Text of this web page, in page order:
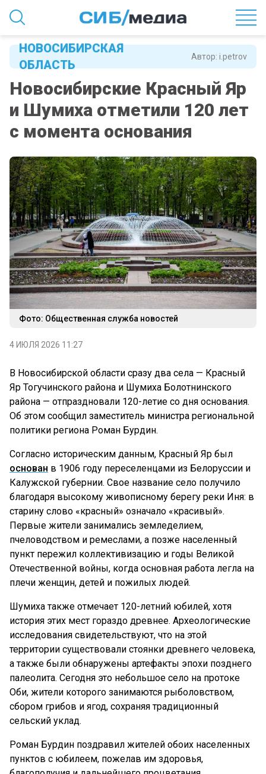
Автор: i.petrov
НОВОСИБИРСКАЯ
ОБЛАСТЬ
Новосибирские Красный Яр
и Шумиха отметили 120 лет
с момента основания
Фото: Общественная служба новостей
4 ИЮЛЯ 2026 11:27
В Новосибирской области сразу два села — Красный
Яр Тогучинского района и Шумиха Болотнинского
района — отпраздновали 120-летие со дня основания.
Об этом сообщил заместитель министра региональной
политики региона Роман Бурдин.
Согласно историческим данным, Красный Яр был
основан в 1906 году переселенцами из Белоруссии и
Калужской губернии. Свое название село получило
благодаря высокому живописному берегу реки Иня: в
старину слово «красный» означало «красивый».
Первые жители занимались земледелием,
пчеловодством и ремеслами, а позже населенный
пункт пережил коллективизацию и годы Великой
Отечественной войны, когда основная работа легла на
плечи женщин, детей и пожилых людей.
Шумиха также отмечает 120-летний юбилей, хотя
история этих мест гораздо древнее. Археологические
исследования свидетельствуют, что на этой
территории существовали стоянки древнего человека,
а также были обнаружены артефакты эпохи позднего
палеолита. Сегодня это небольшое село на протоке
Оби, жители которого занимаются рыболовством,
сбором грибов и ягод, сохраняя традиционный
сельский уклад.
Роман Бурдин поздравил жителей обоих населенных
пунктов с юбилеем, пожелав им здоровья,